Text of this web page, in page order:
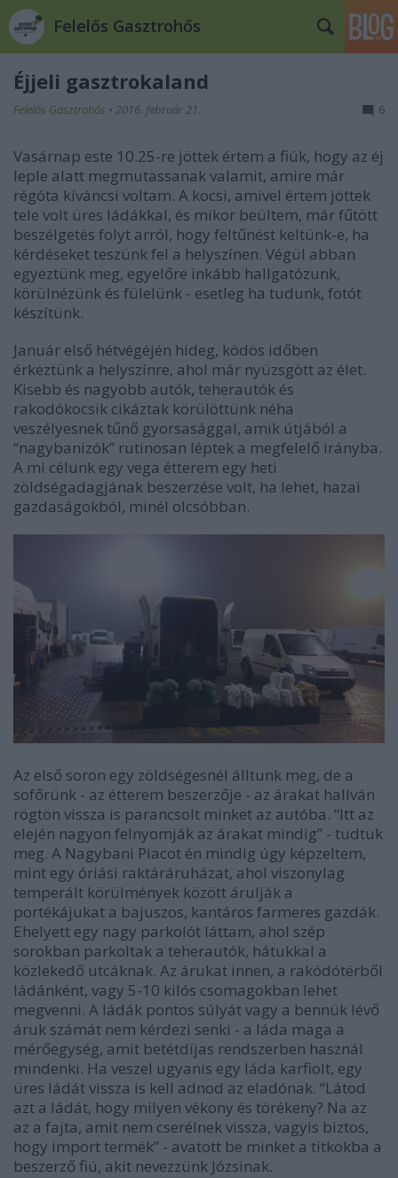
Felelős Gasztrohős
Éjjeli gasztrokaland
Felelős Gasztrohős • 2016. február 21. 6
Vasárnap este 10.25-re jöttek értem a fiúk, hogy az éj
leple alatt megmutassanak valamit, amire már
régóta kíváncsi voltam. A kocsi, amivel értem jöttek
tele volt üres ládákkal, és mikor beültem, már fűtött
beszélgetés folyt arról, hogy feltűnést keltünk-e, ha
kérdéseket teszünk fel a helyszínen. Végül abban
egyeztünk meg, egyelőre inkább hallgatózunk,
körülnézünk és fülelünk - esetleg ha tudunk, fotót
készítünk.
Január első hétvégéjén hideg, ködös időben
érkeztünk a helyszínre, ahol már nyüzsgött az élet.
Kisebb és nagyobb autók, teherautók és
rakodókocsik cikáztak körülöttünk néha
veszélyesnek tűnő gyorsasággal, amik útjából a
“nagybanizók” rutinosan léptek a megfelelő irányba.
A mi célunk egy vega étterem egy heti
zöldségadagjának beszerzése volt, ha lehet, hazai
gazdaságokból, minél olcsóbban.
Az első soron egy zöldségesnél álltunk meg, de a
sofőrünk - az étterem beszerzője - az árakat hallván
rögtön vissza is parancsolt minket az autóba. “Itt az
elején nagyon felnyomják az árakat mindig” - tudtuk
meg. A Nagybani Piacot én mindig úgy képzeltem,
mint egy óriási raktáráruházat, ahol viszonylag
temperált körülmények között árulják a
portékájukat a bajuszos, kantáros farmeres gazdák.
Ehelyett egy nagy parkolót láttam, ahol szép
sorokban parkoltak a teherautók, hátukkal a
közlekedő utcáknak. Az árukat innen, a rakódótérből
ládánként, vagy 5-10 kilós csomagokban lehet
megvenni. A ládák pontos súlyát vagy a bennük lévő
áruk számát nem kérdezi senki - a láda maga a
mérőegység, amit betétdíjas rendszerben használ
mindenki. Ha veszel ugyanis egy láda karfiolt, egy
üres ládát vissza is kell adnod az eladónak. “Látod
azt a ládát, hogy milyen vékony és törékeny? Na az
az a fajta, amit nem cserélnek vissza, vagyis biztos,
hogy import termék” - avatott be minket a titkokba a
beszerző fiú, akit nevezzünk Józsinak.